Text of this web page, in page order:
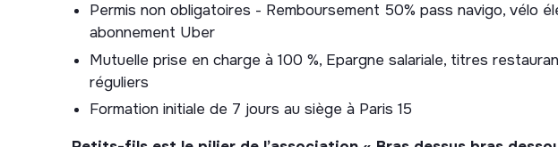
Permis non obligatoires - Remboursement 50% pass navigo, vélo
abonnement Uber
Mutuelle prise en charge à 100 %, Epargne salariale, titres
réguliers
Formation initiale de 7 jours au siège à Paris 15